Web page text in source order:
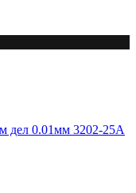
дел 0.01мм 3202-25A